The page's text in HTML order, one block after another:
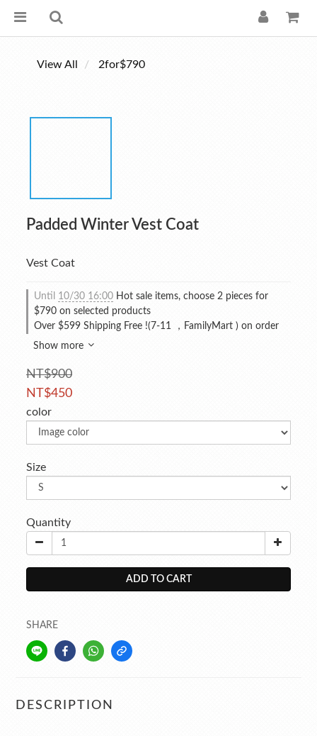
View All 2for$790
Padded Winter Vest Coat
Vest Coat
Until 10/30 16:00 Hot sale items, choose 2 pieces for
$790 on selected products
Over $599 Shipping Free !(7-11 ，FamilyMart ) on order
Show more
NT$900
NT$450
color
Size
Quantity
ADD TO CART
SHARE
DESCRIPTION